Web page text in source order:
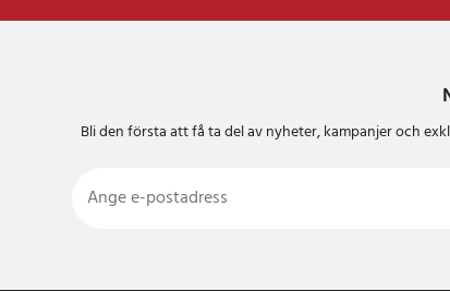
Bli den första att få ta del av nyheter, kampanjer och